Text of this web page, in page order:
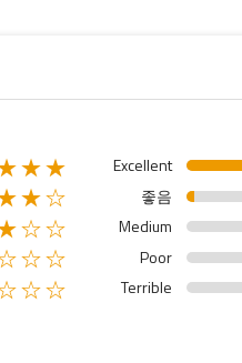
Excellent
좋음
Medium
Poor
Terrible